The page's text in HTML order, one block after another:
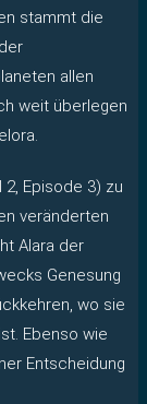
stammt die
allen
weit überlegen
Episode 3) zu
veränderten
Alara der
Genesung
wo sie
Ebenso wie
Entscheidung